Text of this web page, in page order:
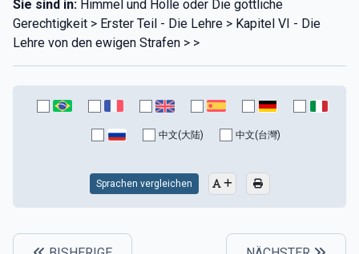
Sie sind in: Himmel und Hölle oder Die göttliche
Gerechtigkeit > Erster Teil - Die Lehre > Kapitel VI - Die
Lehre von den ewigen Strafen > >
中文(大陆) 中文(台灣)
Sprachen vergleichen